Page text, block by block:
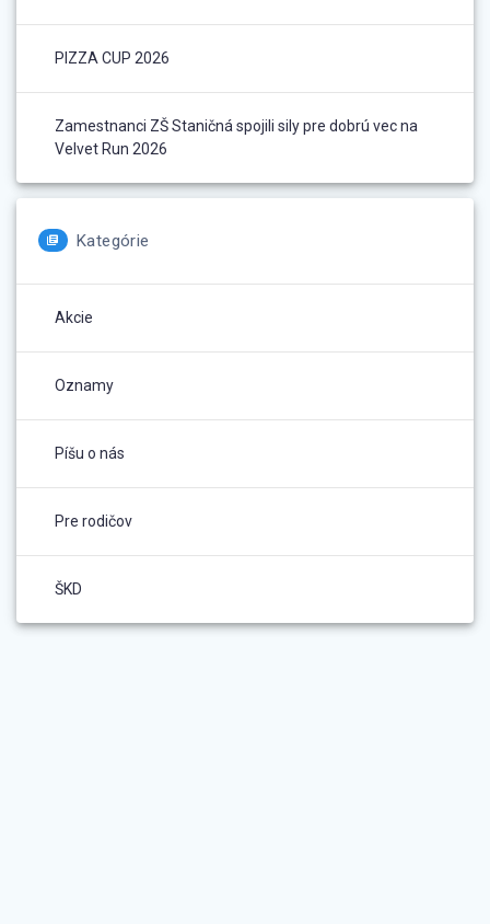
PIZZA CUP 2026
Zamestnanci ZŠ Staničná spojili sily pre dobrú vec na
Velvet Run 2026
Kategórie
Akcie
Oznamy
Píšu o nás
Pre rodičov
ŠKD